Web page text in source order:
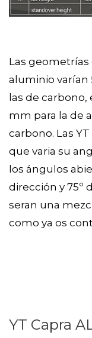
Las
aluminio varían
las de
mm para la de
carbono. Las
que varia su
los ángulos
dirección y 75º
seran una
como ya os
YT Capra